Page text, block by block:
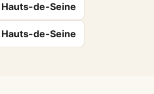
de-Seine
de-Seine